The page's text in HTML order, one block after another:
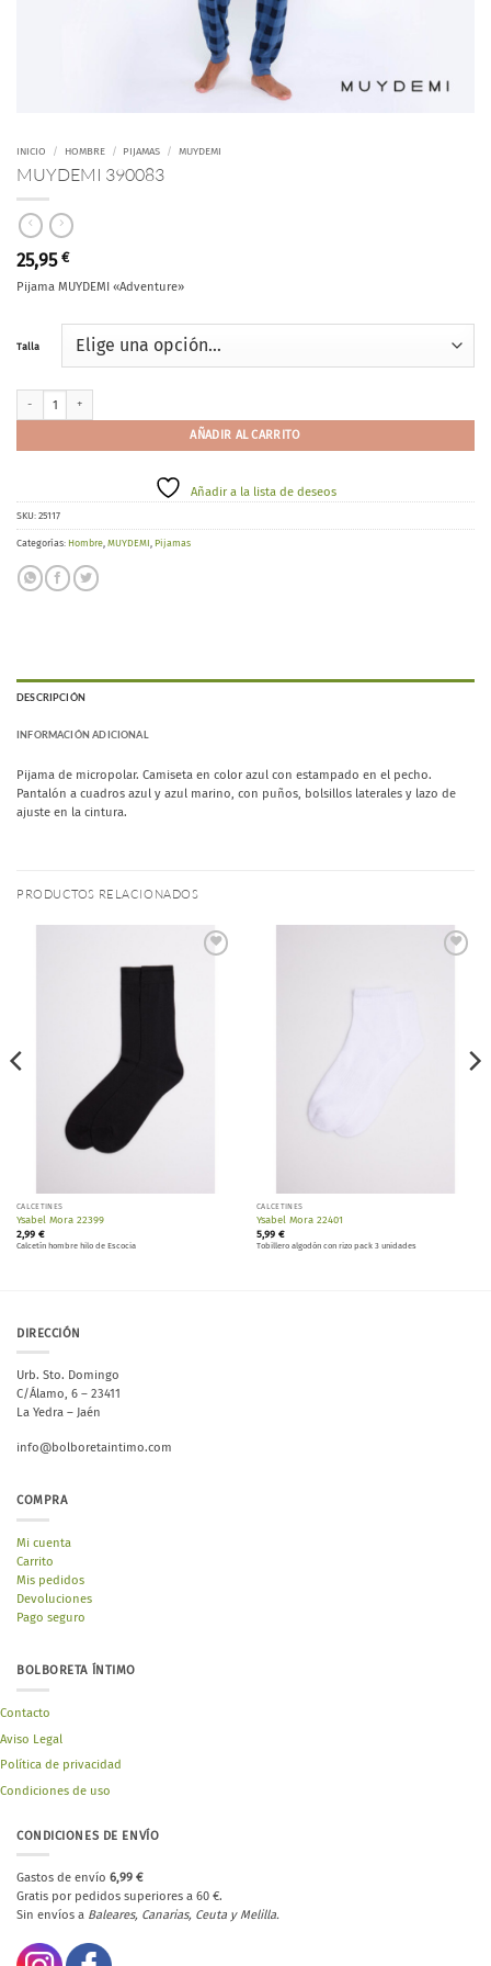
INICIO / HOMBRE / PIJAMAS / MUYDEMI
MUYDEMI 390083
25,95 €
Pijama MUYDEMI «Adventure»
Talla
AÑADIR AL CARRITO
Añadir a la lista de deseos
SKU: 25117
Categorías: Hombre MUYDEMI Pijamas
DESCRIPCIÓN
INFORMACIÓN ADICIONAL
Pijama de micropolar. Camiseta en color azul con estampado en el pecho.
Pantalón a cuadros azul y azul marino, con puños, bolsillos laterales y lazo de
ajuste en la cintura.
PRODUCTOS RELACIONADOS
CALCETINES
Ysabel Mora 22399
2,99 €
Calcetín hombre hilo de Escocia
CALCETINES
Ysabel Mora 22401
5,99 €
Tobillero algodón con rizo pack 3 unidades
DIRECCIÓN
Urb. Sto. Domingo
C/Álamo, 6 – 23411
La Yedra – Jaén
info@bolboretaintimo.com
COMPRA
Mi cuenta
Carrito
Mis pedidos
Devoluciones
Pago seguro
BOLBORETA ÍNTIMO
Contacto
Aviso Legal
Política de privacidad
Condiciones de uso
CONDICIONES DE ENVÍO
Gastos de envío 6,99 €
Gratis por pedidos superiores a 60 €.
Sin envíos a Baleares, Canarias, Ceuta y Melilla.